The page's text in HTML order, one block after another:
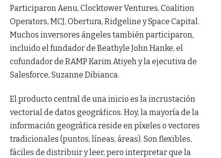
Participaron Aenu, Clocktower Ventures, Coalition
Operators, MCJ, Obertura, Ridgeline y Space Capital.
Muchos inversores ángeles también participaron,
incluido el fundador de Beathyle John Hanke, el
cofundador de RAMP Karim Atiyeh y la ejecutiva de
Salesforce, Suzanne Dibianca.
El producto central de una inicio es la incrustación
vectorial de datos geográficos. Hoy, la mayoría de la
información geográfica reside en píxeles o vectores
tradicionales (puntos, líneas, áreas). Son flexibles,
fáciles de distribuir y leer, pero interpretar que la